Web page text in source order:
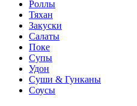
Роллы
Тяхан
Закуски
Салаты
Поке
Супы
Удон
Суши & Гунканы
Соусы